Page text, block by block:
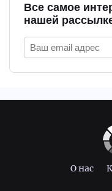
Все самое
нашей
О нас